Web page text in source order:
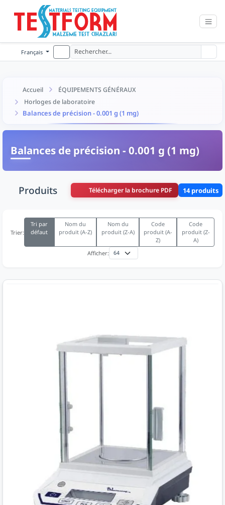
Français
Accueil
ÉQUIPEMENTS GÉNÉRAUX
Horloges de laboratoire
Balances de précision - 0.001 g (1 mg)
Balances de précision - 0.001 g (1 mg)
Produits Télécharger la brochure PDF 14 produits
Trier:
Tri par
défaut
Nom du
produit (A-Z)
Nom du
produit (Z-A)
Code
produit (A-
Z)
Code
produit (Z-
A)
Afficher: